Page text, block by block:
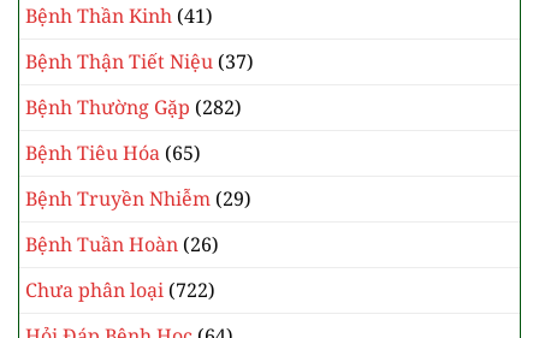
Bệnh Thần Kinh (41)
Bệnh Thận Tiết Niệu (37)
Bệnh Thường Gặp (282)
Bệnh Tiêu Hóa (65)
Bệnh Truyền Nhiễm (29)
Bệnh Tuần Hoàn (26)
Chưa phân loại (722)